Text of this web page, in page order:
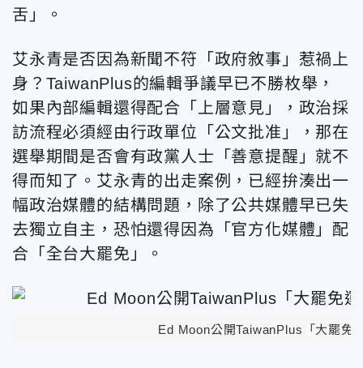
舌」。
艾永青是否因為新聞不符「政府敘事」惹禍上
身？TaiwanPlus的編輯爭議早已不勝枚舉，
如果內部編輯還得配合「上層意見」，政治採
訪流程必須經由行政單位「公文批准」，那在
選舉期間是否會有政黨人士「善意提醒」就不
得而知了。艾永青的出走案例，已經拚湊出一
幅政治媒體的結構問題，除了公共媒體早已失
去獨立自主，恐怕還得因為「官方化媒體」配
合「全台大罷免」。
Ed Moon公開TaiwanPlus 「大罷